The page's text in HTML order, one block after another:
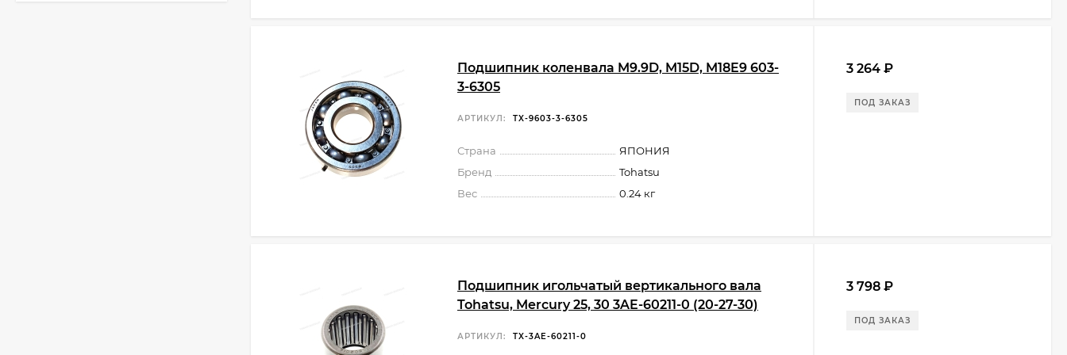
Подшипник коленвала M9.9D, M15D, M18E9 603-
3-6305
АРТИКУЛ: TX-9603-3-6305
Страна
ЯПОНИЯ
Бренд
Tohatsu
Вес
0.24 кг
3 264 ₽
ПОД ЗАКАЗ
Подшипник игольчатый вертикального вала
Tohatsu, Mercury 25, 30 3AE-60211-0 (20-27-30)
АРТИКУЛ: TX-3AE-60211-0
3 798 ₽
ПОД ЗАКАЗ